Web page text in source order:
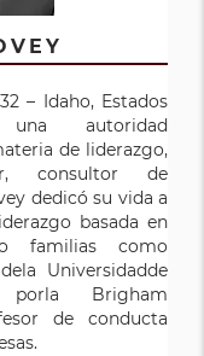
– Idaho, Estados
autoridad
de liderazgo,
consultor de
dedicó su vida a
basada en
familias como
Universidadde
Brigham
de conducta